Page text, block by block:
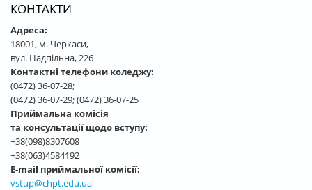
КОНТАКТИ
Адреса:
18001, м. Черкаси,
вул. Надпільна, 226
Контактні телефони коледжу:
(0472) 36-07-28;
(0472) 36-07-29; (0472) 36-07-25
Приймальна комісія
та консультації щодо вступу:
+38(098)8307608
+38(063)4584192
E-mail приймальної комісії:
vstup@chpt.edu.ua